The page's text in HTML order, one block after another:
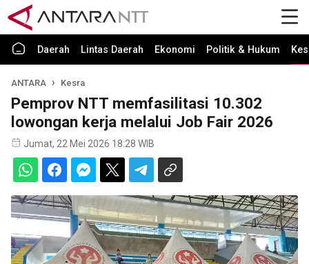
Daerah Lintas Daerah Ekonomi Politik & Hukum
ANTARA Kesra
Pemprov NTT memfasilitasi 10.302
lowongan kerja melalui Job Fair 2026
Jumat, 22 Mei 2026 18:28 WIB